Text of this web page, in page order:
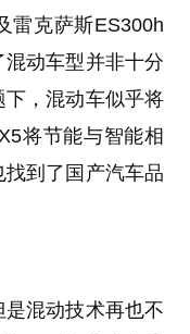
雷克萨斯ES300h
动车型并非十分
，混动车似乎将
将节能与智能相
到了国产汽车品
混动技术再也不